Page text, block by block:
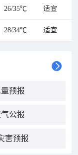
26/35℃ 适宜
28/34℃ 适宜
预报
公报
害预报